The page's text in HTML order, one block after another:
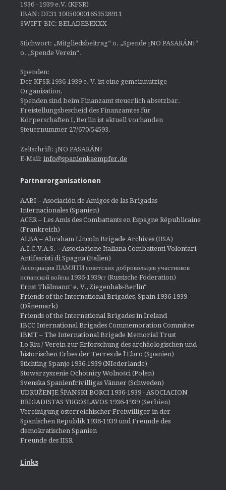
1936 - 1939 e.V. (KFSR)
IBAN: DE31 100500001653528911
SWIFT-BIC: BELADEBEXXX
Stichwort: „Mitgliedsbeitrag“ o. „Spende ¡NO PASARÁN!“
o. „Spende Verein“.
Spenden:
Der KFSR 1936-1939 e. V. ist eine gemeinnützige
Organisation.
Spenden sind beim Finanzamt steuerlich absetzbar.
Freistellungsbescheid des Finanzamtes für
Körperschaften I, Berlin ist aktuell vorhanden
Steuernummer 27/670/54593.
Zeitschrift: ¡NO PASARÁN!
E-Mail: info@spanienkaempfer.de
Partnerorganisationen
AABI – Asociación de Amigos de las Brigadas
Internacionales (Spanien)
ACER – Les Amis des Combattants en Espagne Républicaine
(Frankreich)
ALBA – Abraham Lincoln Brigade Archives (USA)
A.I.C.V.A.S. – Associazione Italiana Combattenti Volontari
Antifascisti di Spagna (Italien)
Ассоциация ПАМЯТИ советских добровольцев участников
испанской войны 1936-1939гг (Russische Föderation)
Ernst Thälmann" e. V., Ziegenhals-Berlin"
Friends of the International Brigades, Spain 1936-1939
(Dänemark)
Friends of the International Brigades in Ireland
IBCC International Brigades Commemoration Commitee
IBMT – The International Brigade Memorial Trust
Lo Riu / Verein zur Erforschung des archäologischen und
historischen Erbes der Terres de l'Ebro (Spanien)
Stichting Spanje 1936-1939 (NIederlande)
Stowarzyszenie Ochotnicy Wolności (Polen)
Svenska Spanienfrivilligas Vänner (Schweden)
UDRUŽENJE ŠPANSKI BORCI 1936-1939 - ASOCIACION
BRIGADISTAS YUGOSLAVOS 1936-1939 (Serbien)
Vereinigung österreichischer Freiwilliger in der
Spanischen Republik 1936-1939 und Freunde des
demokratischen Spanien
Freunde des IISR
Links